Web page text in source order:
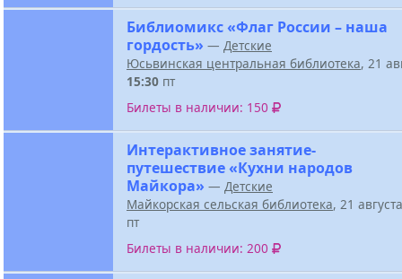
Библиомикс «Флаг России – наша
гордость» — Детские
Юсьвинская центральная библиотека, 21
15:30 пт
Билеты в наличии: 150
Интерактивное занятие-
путешествие «Кухни народов
Майкора» — Детские
Майкорская сельская библиотека, 21
пт
Билеты в наличии: 200